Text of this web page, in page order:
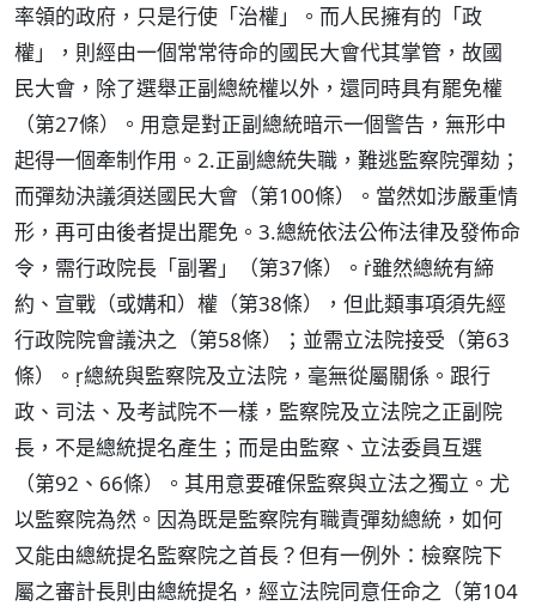
率領的政府，只是行使「治權」。而人民擁有的「政
權」，則經由一個常常待命的國民大會代其掌管，故國
民大會，除了選舉正副總統權以外，還同時具有罷免權
（第27條）。用意是對正副總統暗示一個警告，無形中
起得一個牽制作用。2.正副總統失職，難逃監察院彈劾；
而彈劾決議須送國民大會（第100條）。當然如涉嚴重情
形，再可由後者提出罷免。3.總統依法公佈法律及發佈命
令，需行政院長「副署」（第37條）。雖然總統有締
約、宣戰（或媾和）權（第38條），但此類事項須先經
行政院院會議決之（第58條）；並需立法院接受（第63
條）。總統與監察院及立法院，毫無從屬關係。跟行
政、司法、及考試院不一樣，監察院及立法院之正副院
長，不是總統提名產生；而是由監察、立法委員互選
（第92、66條）。其用意要確保監察與立法之獨立。尤
以監察院為然。因為既是監察院有職責彈劾總統，如何
又能由總統提名監察院之首長？但有一例外：檢察院下
屬之審計長則由總統提名，經立法院同意任命之（第104